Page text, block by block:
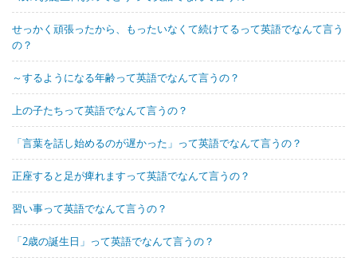
せっかく頑張ったから、もったいなくて続けてるって英語でなんて言う
の？
～するようになる年齢って英語でなんて言うの？
上の子たちって英語でなんて言うの？
「言葉を話し始めるのが遅かった」って英語でなんて言うの？
正座すると足が痺れますって英語でなんて言うの？
習い事って英語でなんて言うの？
「2歳の誕生日」って英語でなんて言うの？